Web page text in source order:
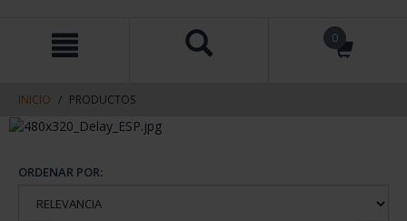
contenido
navegacin
0
INICIO PRODUCTOS
ORDENAR POR: